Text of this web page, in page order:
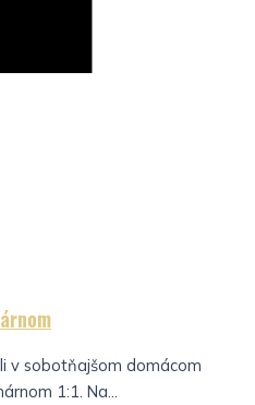
v sobotňajšom domácom
1:1. Na...